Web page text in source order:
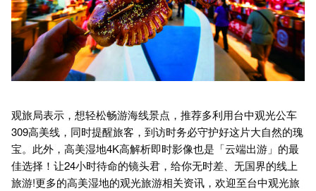
观旅局表示，想轻松畅游海线景点，推荐多利用台中观光公车
309高美线，同时提醒旅客，到访时务必守护好这片大自然的瑰
宝。此外，高美湿地4K高解析即时影像也是「云端出游」的最
佳选择！让24小时待命的镜头君，给你无时差、无国界的线上
旅游!更多的高美湿地的观光旅游相关资讯，欢迎至台中观光旅